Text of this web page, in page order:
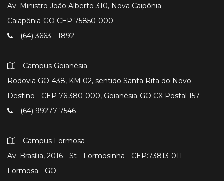
Av. Ministro João Alberto 310, Nova Caipônia
Caiapônia-GO CEP 75850-000
(64) 3663 - 1892
Campus Goianésia
Rodovia GO-438, KM 02, sentido Santa Rita do Novo
Destino - CEP 76.380-000, Goianésia-GO CX Postal 157
(64) 99277-7546
Campus Formosa
Av. Brasília, 2016 - St - Formosinha - CEP:73813-011 -
Formosa - GO